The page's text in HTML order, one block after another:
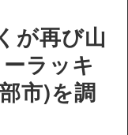
が再び山
ラッキ
市)を調